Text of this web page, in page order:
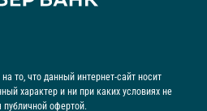
то, что данный интернет-сайт носит
характер и ни при каких условиях не
публичной офертой.